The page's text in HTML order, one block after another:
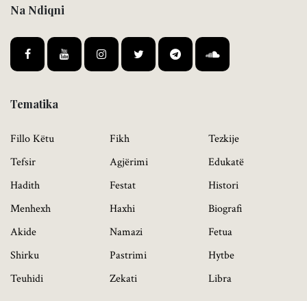
Na Ndiqni
Tematika
Fillo Këtu
Tefsir
Hadith
Menhexh
Akide
Shirku
Teuhidi
Fikh
Agjërimi
Festat
Haxhi
Namazi
Pastrimi
Zekati
Tezkije
Edukatë
Histori
Biografi
Fetua
Hytbe
Libra